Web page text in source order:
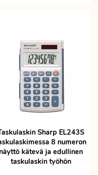
Sharp EL243S
8 numeron
näyttö kätevä ja edullinen
taskulaskin työhön